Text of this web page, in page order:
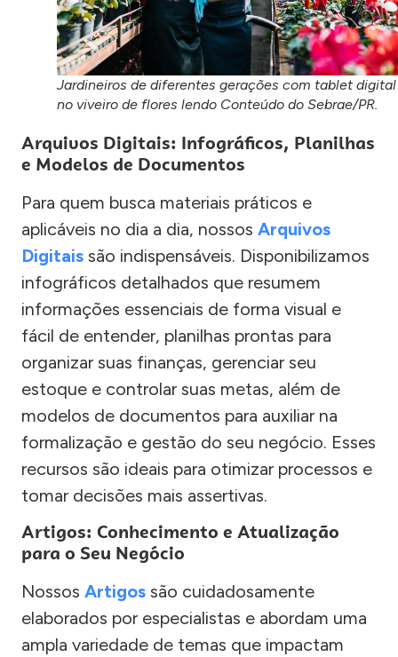
Jardineiros de diferentes gerações com tablet digital
no viveiro de flores lendo Conteúdo do Sebrae/PR.
Arquivos Digitais: Infográficos, Planilhas
e Modelos de Documentos
Para quem busca materiais práticos e
aplicáveis no dia a dia, nossos Arquivos
Digitais são indispensáveis. Disponibilizamos
infográficos detalhados que resumem
informações essenciais de forma visual e
fácil de entender, planilhas prontas para
organizar suas finanças, gerenciar seu
estoque e controlar suas metas, além de
modelos de documentos para auxiliar na
formalização e gestão do seu negócio. Esses
recursos são ideais para otimizar processos e
tomar decisões mais assertivas.
Artigos: Conhecimento e Atualização
para o Seu Negócio
Nossos Artigos são cuidadosamente
elaborados por especialistas e abordam uma
ampla variedade de temas que impactam